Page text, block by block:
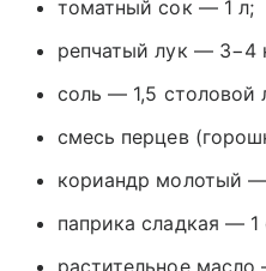
томатный сок — 1 л;
репчатый лук — 3−4
соль — 1,5 столовой
смесь перцев
кориандр молотый
паприка сладкая —
растительное